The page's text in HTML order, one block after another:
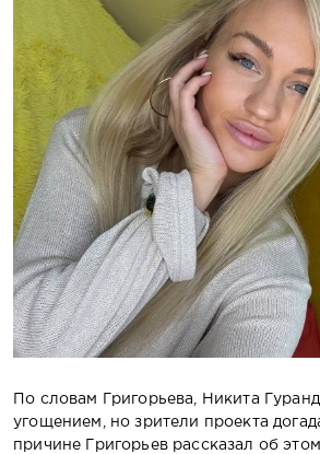
По словам Григорьева, Никита
угощением, но зрители проекта
причине Григорьев рассказал об